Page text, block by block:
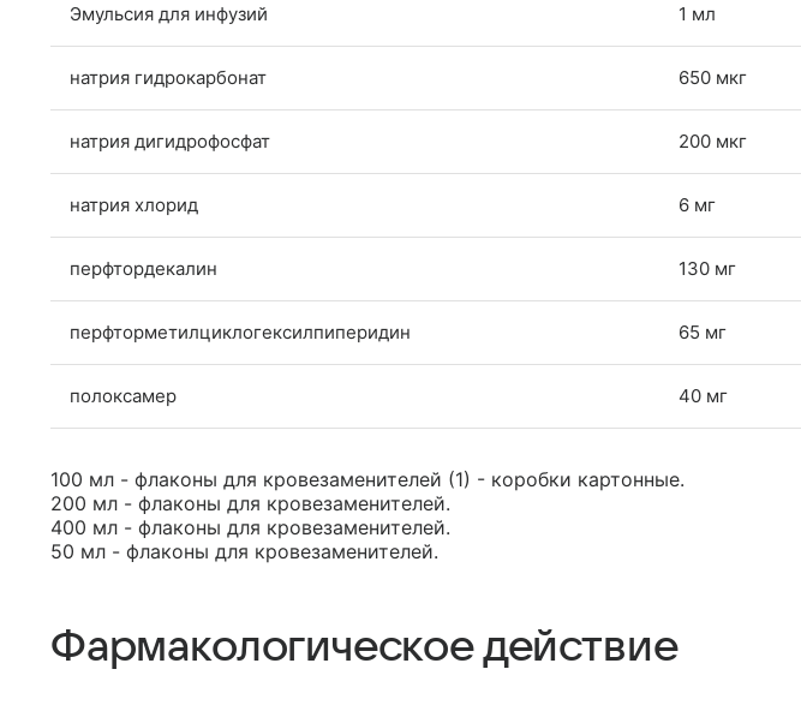
Эмульсия для инфузий 1 мл
натрия гидрокарбонат 650 мкг
натрия дигидрофосфат 200 мкг
натрия хлорид 6 мг
перфтордекалин 130 мг
перфторметилциклогексилпиперидин 65 мг
полоксамер 40 мг
100 мл - флаконы для кровезаменителей (1) - коробки картонные.
200 мл - флаконы для кровезаменителей.
400 мл - флаконы для кровезаменителей.
50 мл - флаконы для кровезаменителей.
Фармакологическое действие